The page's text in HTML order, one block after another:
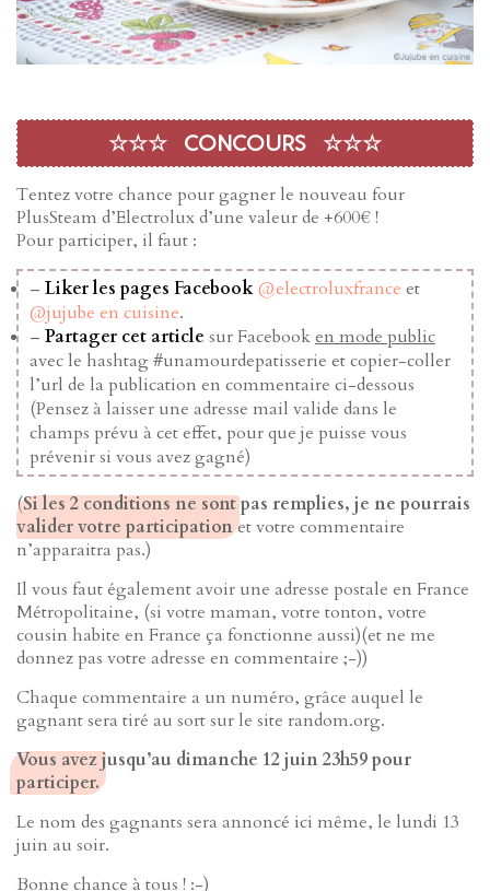
☆☆☆ CONCOURS ☆☆☆
Tentez votre chance pour gagner le nouveau four
PlusSteam d’Electrolux d’une valeur de +600€ !
Pour participer, il faut :
– Liker les pages Facebook@electroluxfrance et
@jujube en cuisine.
– Partager cet article sur Facebooken mode public
avec le hashtag #unamourdepatisserie et copier-coller
l’url de la publication en commentaire ci-dessous
(Pensez à laisser une adresse mail valide dans le
champs prévu à cet effet, pour que je puisse vous
prévenir si vous avez gagné)
(Si les 2 conditions ne sont pas remplies, je ne pourrais
valider votre participationet votre commentaire
n’apparaitra pas.)
Il vous faut également avoir une adresse postale en France
Métropolitaine, (si votre maman, votre tonton, votre
cousin habite en France ça fonctionne aussi)(et ne me
donnez pas votre adresse en commentaire ;-))
Chaque commentaire a un numéro, grâce auquel le
gagnant sera tiré au sort sur le site random.org.
Vous avez jusqu’au dimanche 12 juin 23h59 pour
participer.
Le nom des gagnants sera annoncé ici même, le lundi 13
juin au soir.
Bonne chance à tous ! :-)